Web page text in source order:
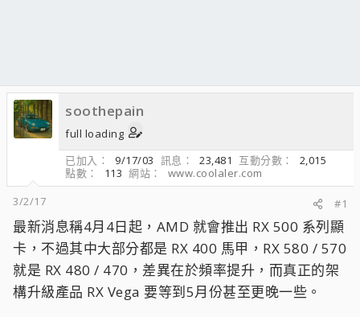
soothepain
full loading
已加入
9/17/03 訊息 23,481 互動分數
2,015
點數
113 網站
www.coolaler.com
3/2/17
#1
最新消息稱4月4日起，AMD 就會推出 RX 500 系列顯
卡，不過其中大部分都是 RX 400 馬甲，RX 580 / 570
就是 RX 480 / 470，差異在於頻率提升，而真正的架
構升級產品 RX Vega 要等到5月份甚至更晚一些。